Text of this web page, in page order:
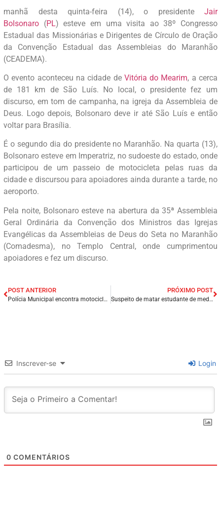
manhã desta quinta-feira (14), o presidente Jair
Bolsonaro (PL) esteve em uma visita ao 38º Congresso
Estadual das Missionárias e Dirigentes de Círculo de Oração
da Convenção Estadual das Assembleias do Maranhão
(CEADEMA).
O evento aconteceu na cidade de Vitória do Mearim, a cerca
de 181 km de São Luís. No local, o presidente fez um
discurso, em tom de campanha, na igreja da Assembleia de
Deus. Logo depois, Bolsonaro deve ir até São Luís e então
voltar para Brasília.
É o segundo dia do presidente no Maranhão. Na quarta (13),
Bolsonaro esteve em Imperatriz, no sudoeste do estado, onde
participou de um passeio de motocicleta pelas ruas da
cidade e discursou para apoiadores ainda durante a tarde, no
aeroporto.
Pela noite, Bolsonaro esteve na abertura da 35ª Assembleia
Geral Ordinária da Convenção dos Ministros das Igrejas
Evangélicas da Assembleias de Deus do Seta no Maranhão
(Comadesma), no Templo Central, onde cumprimentou
apoiadores e fez um discurso.
POST ANTERIOR
Polícia Municipal encontra motocicleta em situação de desmanche em Presidente Dutra/MA.
PRÓXIMO POST
Suspeito de matar estudante de medicina e roubar arma de policial penal é solto horas depois de ser preso em Teresina/PI.
Inscrever-se Login
0 COMENTÁRIOS